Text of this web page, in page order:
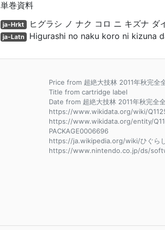
単巻資料
ja-Hrkt ヒグラシ ノ ナク コロ ニ キズナ ダ
ja-Latn Higurashi no naku koro ni kizuna
Price from 超絶大技林 2011年秋完全
Title from cartridge label
Date from 超絶大技林 2011年秋完全
https://www.wikidata.org/wiki/
https://www.wikidata.org/entity/
PACKAGE0006696
https://ja.wikipedia.org/wiki/ひぐら
https://www.nintendo.co.jp/ds/